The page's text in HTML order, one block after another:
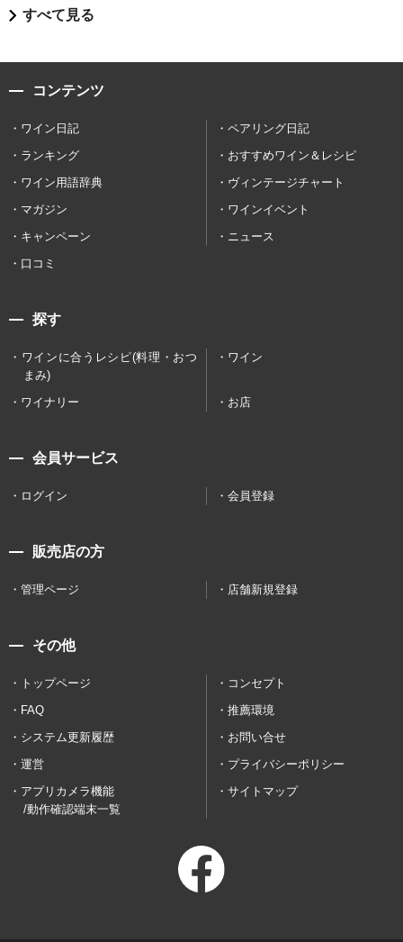
すべて見る
コンテンツ
ワイン日記
ペアリング日記
ランキング
おすすめワイン＆レシピ
ワイン用語辞典
ヴィンテージチャート
マガジン
ワインイベント
キャンペーン
ニュース
口コミ
探す
ワインに合うレシピ(料理・おつ
まみ)
ワイン
ワイナリー お店
会員サービス
ログイン 会員登録
販売店の方
管理ページ 店舗新規登録
その他
トップページ
コンセプト
FAQ
推薦環境
システム更新履歴
お問い合せ
運営
プライバシーポリシー
アプリカメラ機能
/動作確認端末一覧
サイトマップ